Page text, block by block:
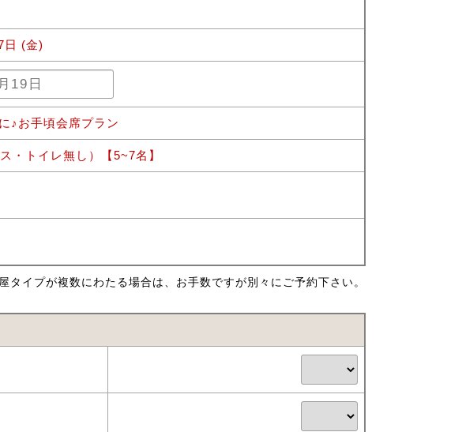
日 (金)
♪お手頃会席プラン
・トイレ無し）【5~7名】
タイプが複数にわたる場合は、お手数ですが別々にご予約下さい。